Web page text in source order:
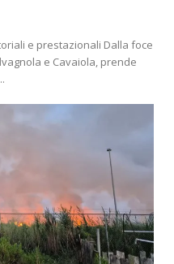
e prestazionali Dalla foce
e Cavaiola, prende